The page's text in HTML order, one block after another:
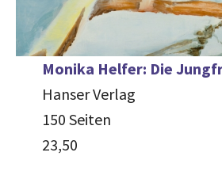
Monika Helfer: Die
Hanser Verlag
150 Seiten
23,50